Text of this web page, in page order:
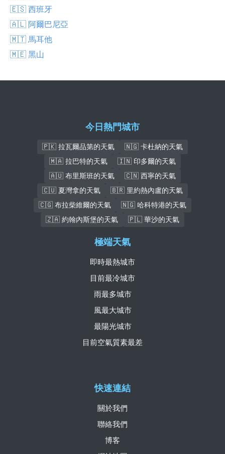
🇪🇸 西班牙
🇦🇱 阿爾巴尼亞
🇲🇹 馬耳他
🇲🇪 黑山
今日熱門城市
🇵🇰 拉瓦爾品第的天氣
🇳🇬 卡杜納的天氣
🇲🇦 拉巴特的天氣
🇮🇳 印多爾的天氣
🇦🇺 布里斯班的天氣
🇨🇳 西寧的天氣
🇨🇺 夏灣拿的天氣
🇧🇷 里約熱內盧的天氣
🇨🇬 布拉柴維爾的天氣
🇳🇬 哈科特港的天氣
🇿🇦 約翰內斯堡的天氣
🇵🇱 華沙的天氣
快速連結
關於我們
聯絡我們
博客
極端天氣
即時最熱城市
目前最冷城市
雨最多城市
風最大城市
最陽光城市
目前空氣質素最差